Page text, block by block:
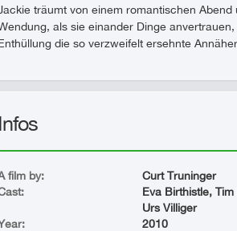
träumt von einem romantischen
als sie einander Dinge
die so verzweifelt ersehnte
Infos
film by:
Curt Truninger
Eva Birthistle,
Urs Villiger
2010